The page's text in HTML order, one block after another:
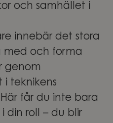
och samhället i
innebär det stora
med och forma
genom
i teknikens
får du inte bara
din roll – du blir